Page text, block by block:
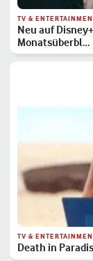
TV &
Neu auf
Monatsüberbl…
TV &
Death in